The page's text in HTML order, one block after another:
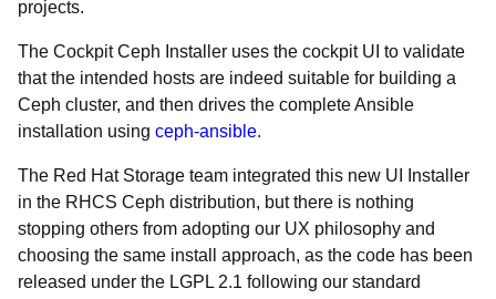
projects.
The Cockpit Ceph Installer uses the cockpit UI to validate
that the intended hosts are indeed suitable for building a
Ceph cluster, and then drives the complete Ansible
installation using ceph-ansible.
The Red Hat Storage team integrated this new UI Installer
in the RHCS Ceph distribution, but there is nothing
stopping others from adopting our UX philosophy and
choosing the same install approach, as the code has been
released under the LGPL 2.1 following our standard